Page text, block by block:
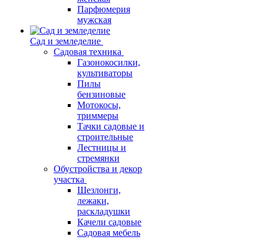
Парфюмерия
мужская
Сад и земледелие
Садовая техника
Газонокосилки,
культиваторы
Пилы
бензиновые
Мотокосы,
триммеры
Тачки садовые и
строительные
Лестницы и
стремянки
Обустройства и декор
участка
Шезлонги,
лежаки,
раскладушки
Качели садовые
Садовая мебель